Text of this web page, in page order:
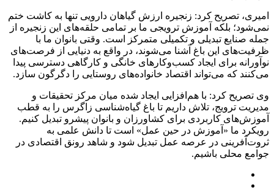
امیری، تصریح کرد: زنجیره ارزش گیاهان دارویی تنها به کاشت ختم
نمی‌شود؛ بلکه آموزش ترویجی ما بر تمامی حلقه‌های این زنجیره از
جمله صنایع تبدیلی و تکمیلی متمرکز است. وقتی بانوان ما با
ظرفیت‌های این باغ آشنا می‌شوند، در واقع به دنیایی از فرصت‌های
نوآورانه برای ایجاد کسب‌وکارهای خانگی و کارگاهی دسترسی پیدا
می‌کنند که می‌تواند اقتصاد خانواده‌های روستایی را دگرگون سازد.
وی تصریح کرد: با هم‌افزایی ایجاد شده میان مرکز تحقیقات و
مدیریت ترویج، تلاش داریم تا باغ گیاه‌شناسی زاگرس را به قطب
آموزش‌های کاربردی برای کشاورزان و بانوان پیشرو تبدیل کنیم.
رویکرد ما «آموزش در حین عمل» است تا دانش علمی به
ثروت‌آفرینی در عرصه عمل تبدیل شود و شاهد رونق اقتصادی در
جوامع محلی باشیم.